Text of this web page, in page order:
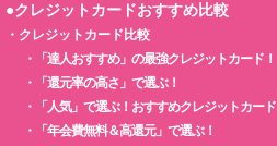
●クレジットカードおすすめ比較
・ クレジットカード比較
・
「達人おすすめ」の最強クレジットカード！
・
「還元率の高さ」で選ぶ！
・
「人気」で選ぶ！おすすめクレジットカード
・
「年会費無料＆高還元」で選ぶ！